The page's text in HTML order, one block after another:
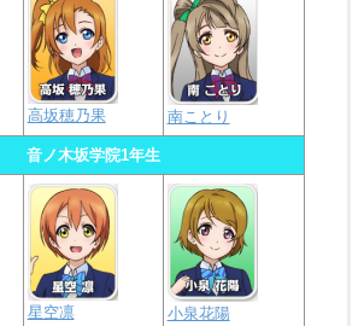
高坂穂乃果 南ことり
音ノ木坂学院1年生
星空凛 小泉花陽